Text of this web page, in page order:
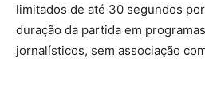
limitados de até 30 segundos
duração da partida em
jornalísticos, sem associação